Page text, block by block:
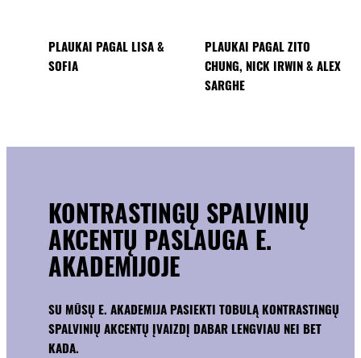
PLAUKAI PAGAL LISA &
SOFIA
PLAUKAI PAGAL ZITO
CHUNG, NICK IRWIN & ALEX
SARGHE
KONTRASTINGŲ SPALVINIŲ
AKCENTŲ PASLAUGA E.
AKADEMIJOJE
SU MŪSŲ E. AKADEMIJA PASIEKTI TOBULĄ KONTRASTINGŲ
SPALVINIŲ AKCENTŲ ĮVAIZDĮ DABAR LENGVIAU NEI BET
KADA.